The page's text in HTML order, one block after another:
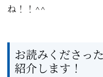
ね！！^^
お読みくださっ
紹介します！